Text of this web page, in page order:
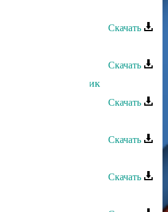
района
Скачать
Скачать
гьайи зи рик
Скачать
студентка
Скачать
Скачать